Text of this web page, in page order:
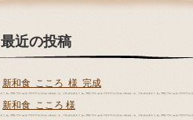
最近の投稿
新和食 こころ 様 完成
新和食 こころ 様